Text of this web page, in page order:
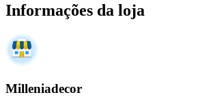
Informações da loja
Milleniadecor